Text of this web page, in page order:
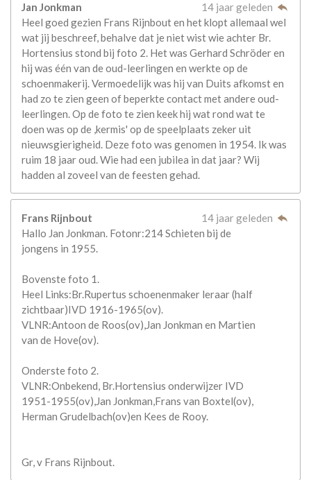
Jan Jonkman
14 jaar geleden
Heel goed gezien Frans Rijnbout en het klopt allemaal wel
wat jij beschreef, behalve dat je niet wist wie achter Br.
Hortensius stond bij foto 2. Het was Gerhard Schröder en
hij was één van de oud-leerlingen en werkte op de
schoenmakerij. Vermoedelijk was hij van Duits afkomst en
had zo te zien geen of beperkte contact met andere oud-
leerlingen. Op de foto te zien keek hij wat rond wat te
doen was op de ,kermis' op de speelplaats zeker uit
nieuwsgierigheid. Deze foto was genomen in 1954. Ik was
ruim 18 jaar oud. Wie had een jubilea in dat jaar? Wij
hadden al zoveel van de feesten gehad.
Frans Rijnbout
14 jaar geleden
Hallo Jan Jonkman. Fotonr:214 Schieten bij de
jongens in 1955.
Bovenste foto 1.
Heel Links:Br.Rupertus schoenenmaker leraar (half
zichtbaar)IVD 1916-1965(ov).
VLNR:Antoon de Roos(ov),Jan Jonkman en Martien
van de Hove(ov).
Onderste foto 2.
VLNR:Onbekend, Br.Hortensius onderwijzer IVD
1951-1955(ov),Jan Jonkman,Frans van Boxtel(ov),
Herman Grudelbach(ov)en Kees de Rooy.
Gr, v Frans Rijnbout.